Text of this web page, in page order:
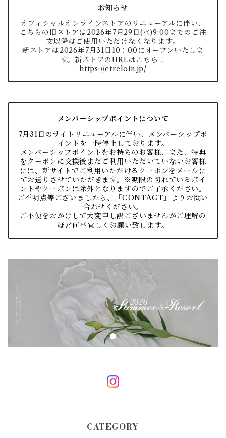
お知らせ
オフィシャルオンラインストアのリニューアルに伴い、
こちらの旧ストアは2026年7月29日(水)9:00までのご注
文以降はご使用いただけなくなります。
新ストアは2026年7月31日10：00にオープンいたしま
す。新ストアのURLはこちら↓
https://etreloin.jp/
メンバーシップポイントについて
7月31日のサイトリニューアルに伴い、メンバーシップポ
イントを一時停止しております。
メンバーシップポイントをお持ちのお客様、また、特典
をクーポンに交換後まだご利用いただいていないお客様
には、新サイトでご利用いただけるクーポンをメールに
てお送りさせていただきます。※期限の切れているポイ
ントやクーポンは除外となりますのでご了承ください。
ご不明点等ございましたら、「CONTACT」よりお問い
合わせください。
ご不便をおかけして大変申し訳ございませんがご理解の
ほど何卒宜しくお願い致します。
CATEGORY